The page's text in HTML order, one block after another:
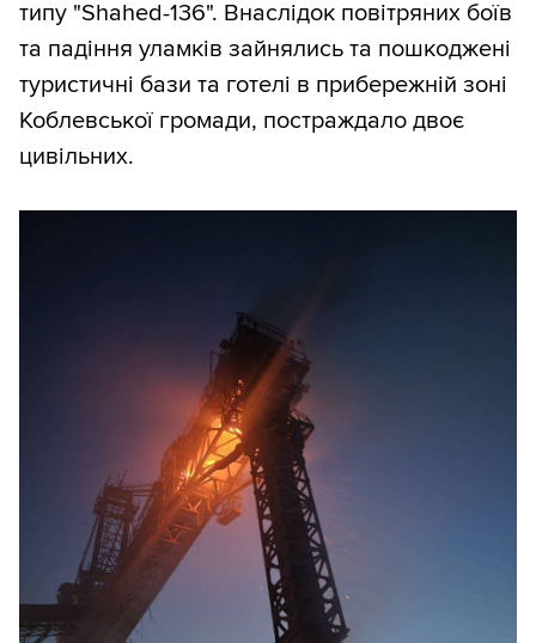
типу "Shahed-136". Внаслідок повітряних боїв
та падіння уламків зайнялись та пошкоджені
туристичні бази та готелі в прибережній зоні
Коблевської громади, постраждало двоє
цивільних.